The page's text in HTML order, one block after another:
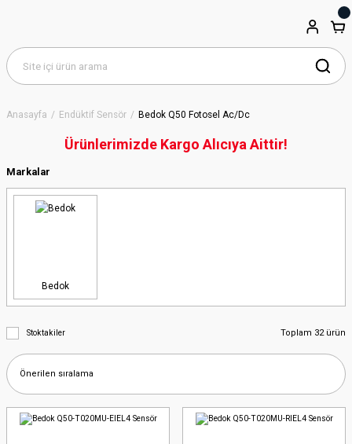
Anasayfa Endüktif Sensör Bedok Q50 Fotosel Ac/Dc
Ürünlerimizde Kargo Alıcıya Aittir!
Markalar
Bedok
Stoktakiler Toplam 32 ürün